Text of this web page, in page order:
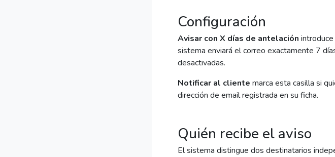
Configuración
Avisar con X días de antelación
sistema enviará el correo exactamente 7
desactivadas.
Notificar al cliente marca esta casilla si
dirección de email registrada en su ficha.
Quién recibe el aviso
El sistema distingue dos destinatarios